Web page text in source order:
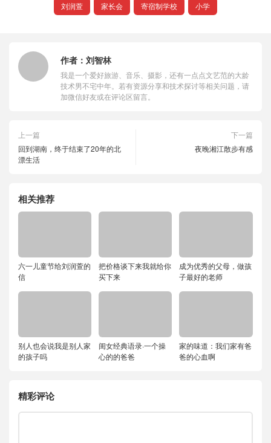
刘润萱 家长会 寄宿制学校 小学
作者： 刘智林
我是一个爱好旅游、音乐、摄影，还有一点点文艺范的大龄
技术男不宅中年。若有资源分享和技术探讨等相关问题，请
加微信好友或在评论区留言。
上一篇
回到湖南，终于结束了20年的北
漂生活
下一篇
夜晚湘江散步有感
相关推荐
六一儿童节给刘润萱的
信
把价格谈下来我就给你
买下来
成为优秀的父母，做孩
子最好的老师
别人也会说我是别人家
的孩子吗
闺女经典语录·一个操
心的的爸爸
家的味道：我们家有爸
爸的心血啊
精彩评论